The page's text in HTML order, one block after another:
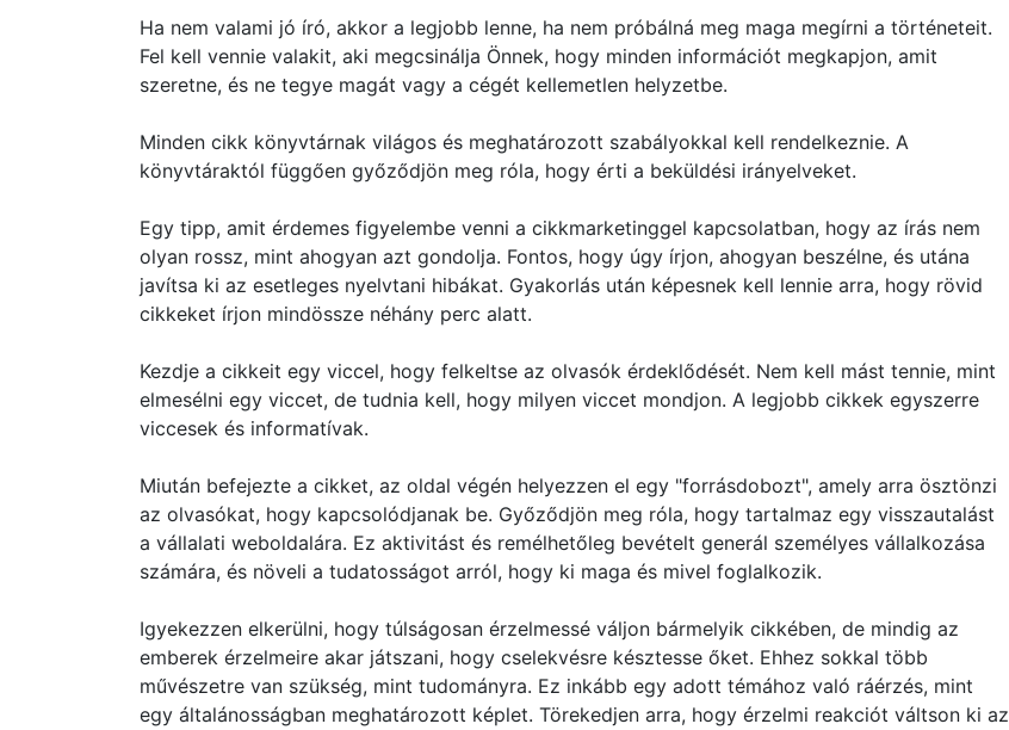
Ha nem valami jó író, akkor a legjobb lenne, ha nem próbálná meg maga megírni a történeteit.
Fel kell vennie valakit, aki megcsinálja Önnek, hogy minden információt megkapjon, amit
szeretne, és ne tegye magát vagy a cégét kellemetlen helyzetbe.
Minden cikk könyvtárnak világos és meghatározott szabályokkal kell rendelkeznie. A
könyvtáraktól függően győződjön meg róla, hogy érti a beküldési irányelveket.
Egy tipp, amit érdemes figyelembe venni a cikkmarketinggel kapcsolatban, hogy az írás nem
olyan rossz, mint ahogyan azt gondolja. Fontos, hogy úgy írjon, ahogyan beszélne, és utána
javítsa ki az esetleges nyelvtani hibákat. Gyakorlás után képesnek kell lennie arra, hogy rövid
cikkeket írjon mindössze néhány perc alatt.
Kezdje a cikkeit egy viccel, hogy felkeltse az olvasók érdeklődését. Nem kell mást tennie, mint
elmesélni egy viccet, de tudnia kell, hogy milyen viccet mondjon. A legjobb cikkek egyszerre
viccesek és informatívak.
Miután befejezte a cikket, az oldal végén helyezzen el egy "forrásdobozt", amely arra ösztönzi
az olvasókat, hogy kapcsolódjanak be. Győződjön meg róla, hogy tartalmaz egy visszautalást
a vállalati weboldalára. Ez aktivitást és remélhetőleg bevételt generál személyes vállalkozása
számára, és növeli a tudatosságot arról, hogy ki maga és mivel foglalkozik.
Igyekezzen elkerülni, hogy túlságosan érzelmessé váljon bármelyik cikkében, de mindig az
emberek érzelmeire akar játszani, hogy cselekvésre késztesse őket. Ehhez sokkal több
művészetre van szükség, mint tudományra. Ez inkább egy adott témához való ráérzés, mint
egy általánosságban meghatározott képlet. Törekedjen arra, hogy érzelmi reakciót váltson ki az